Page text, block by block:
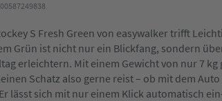
S Fresh Green von easywalker trifft
Grün ist nicht nur ein Blickfang, sondern
erleichtern. Mit einem Gewicht von nur 7
Schatz also gerne reist – ob mit dem
lässt sich mit nur einem Klick automatisch